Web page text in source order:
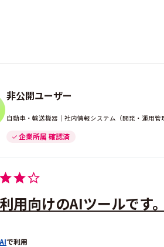
非公開ユーザー
自動車・輸送機器｜社内情報システム（開発・運用
企業所属 確認済
用向けのAIツールです。
で利用